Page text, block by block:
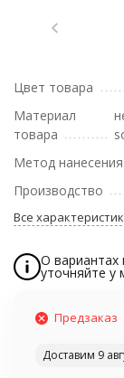
Цвет товара
Материал
товара
Метод нанесения
Производство
Все
О вариантах
уточняйте у
Предзаказ
Доставим 9